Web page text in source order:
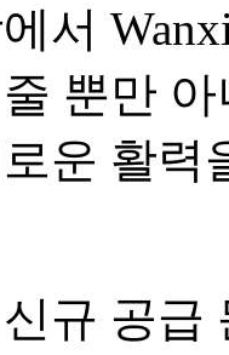
서
뿐만
운 활력
규 공급